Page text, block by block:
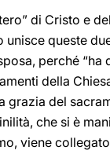
di Cristo e
queste
perché “ha
della
grazia del
che si è
viene